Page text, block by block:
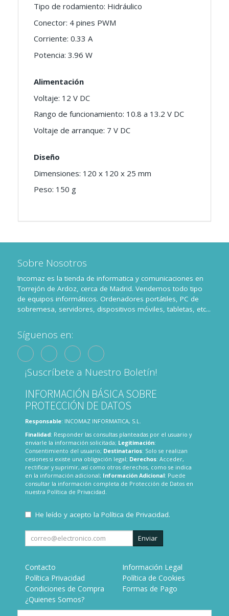
Tipo de rodamiento: Hidráulico
Conector: 4 pines PWM
Corriente: 0.33 A
Potencia: 3.96 W
Alimentación
Voltaje: 12 V DC
Rango de funcionamiento: 10.8 a 13.2 V DC
Voltaje de arranque: 7 V DC
Diseño
Dimensiones: 120 x 120 x 25 mm
Peso: 150 g
Sobre Nosotros
Incomaz es la tienda de informatica y comunicaciones en
Torrejón de Ardoz, cerca de Madrid. Vendemos todo tipo
de equipos informáticos. Ordenadores portátiles, PC de
sobremesa, servidores, dispositivos móviles, tabletas, etc...
Síguenos en:
¡Suscríbete a Nuestro Boletín!
INFORMACIÓN BÁSICA SOBRE
PROTECCIÓN DE DATOS
Responsable: INCOMAZ INFORMATICA, S.L.
Finalidad: Responder las consultas planteadas por el usuario y
enviarle la información solicitada; Legitimación:
Consentimiento del usuario; Destinatarios: Solo se realizan
cesiones si existe una obligación legal; Derechos: Acceder,
rectificar y suprimir, así como otros derechos, como se indica
en la información adicional; Información Adicional: Puede
consultar la información completa de Protección de Datos en
nuestra Política de Privacidad.
He leído y acepto la Política de Privacidad.
Enviar
Contacto
Información Legal
Política Privacidad
Política de Cookies
Condiciones de Compra
Formas de Pago
¿Quienes Somos?